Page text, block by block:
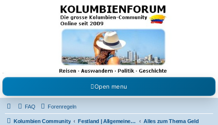
Kolumbienforum - Das
grosse Forum der
Freunde Kolumbiens
Reisen, Auswandern, Kultur, Politik, Geschichte und Visum in Kolumbien und Venezuela.
Austausch, Erfahrungen und Gemeinschaft im Kolumbienforum
Open menu
FAQ Forenregeln
Kolumbien Community Festland | Allgemeine Fragen Alles zum Thema Geld